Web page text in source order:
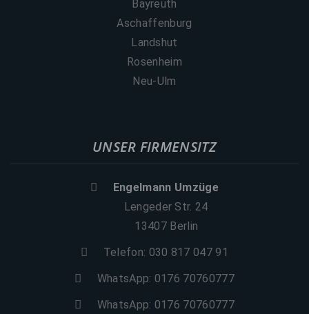
Bayreuth
Aschaffenburg
Landshut
Rosenheim
Neu-Ulm
UNSER FIRMENSITZ
Engelmann Umzüge
Lengeder Str. 24
13407 Berlin
Telefon: 030 817 047 91
WhatsApp: 0176 70760777
WhatsApp: 0176 70760777